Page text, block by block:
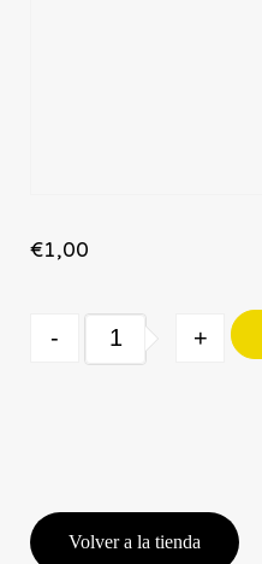
€1,00
- +
Volver a la tienda